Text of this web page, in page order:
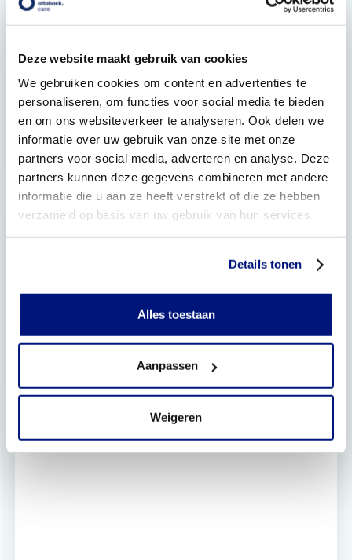
Deze website maakt gebruik van cookies
We gebruiken cookies om content en advertenties te
personaliseren, om functies voor social media te bieden
en om ons websiteverkeer te analyseren. Ook delen we
informatie over uw gebruik van onze site met onze
partners voor social media, adverteren en analyse. Deze
partners kunnen deze gegevens combineren met andere
informatie die u aan ze heeft verstrekt of die ze hebben
verzameld op basis van uw gebruik van hun services.
Details tonen
Alles toestaan
Aanpassen
Weigeren
9 maart 2026
Een afgeplat babyhoofdje: het verhaal van
Jazzlyn
Lancering nieuwe editie Live it. magazine